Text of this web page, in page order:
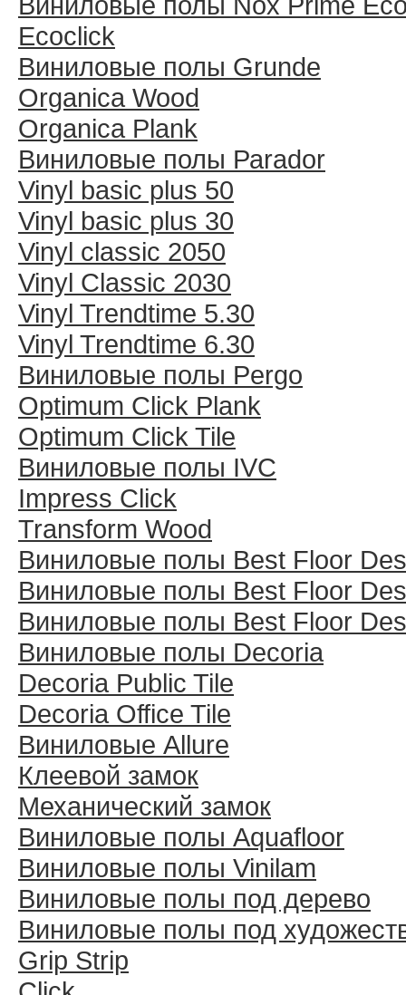
Ecoclick
Виниловые полы Grunde
Organica Wood
Organica Plank
Виниловые полы Раrador
Vinyl basic plus 50
Vinyl basic plus 30
Vinyl classic 2050
Vinyl Classic 2030
Vinyl Trendtime 5.30
Vinyl Trendtime 6.30
Виниловые полы Pergo
Optimum Click Plank
Optimum Click Tile
Виниловые полы IVC
Impress Click
Transform Wood
Виниловые полы Best Floor
Виниловые полы Best Floor
Виниловые полы Best Floor
Виниловые полы Decoria
Decoria Public Tile
Decoria Office Tile
Виниловые Allure
Клеевой замок
Механический замок
Виниловые полы Aquafloor
Виниловые полы Vinilam
Виниловые полы под дерево
Виниловые полы под
Grip Strip